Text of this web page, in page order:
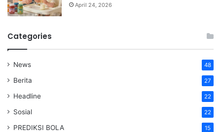
April 24, 2026
Categories
News 48
Berita 27
Headline 22
Sosial 22
PREDIKSI BOLA 15